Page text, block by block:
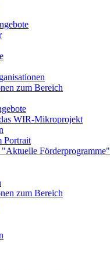
zum Bereich
WIR-Mikroprojekt
Portrait
Förderprogramme"
zum Bereich